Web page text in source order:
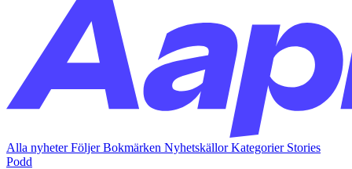
Alla nyheterFöljerBokmärken NyhetskällorKategorier Stories
Podd